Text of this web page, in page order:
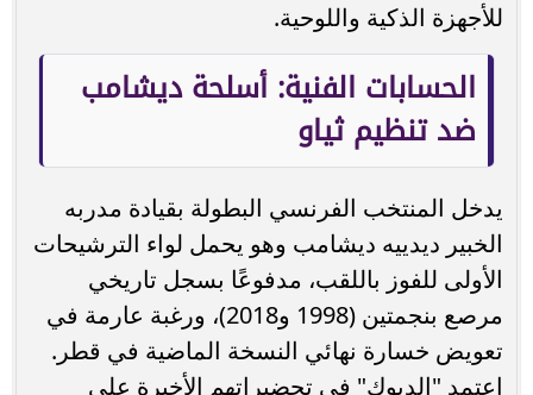
للأجهزة الذكية واللوحية.
الحسابات الفنية: أسلحة ديشامب
ضد تنظيم ثياو
يدخل المنتخب الفرنسي البطولة بقيادة مدربه
الخبير ديدييه ديشامب وهو يحمل لواء الترشيحات
الأولى للفوز باللقب، مدفوعًا بسجل تاريخي
مرصع بنجمتين (1998 و2018)، ورغبة عارمة في
تعويض خسارة نهائي النسخة الماضية في قطر.
اعتمد "الديوك" في تحضيراتهم الأخيرة على